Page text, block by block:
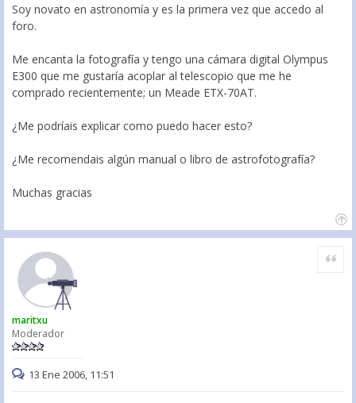
Soy novato en astronomía y es la primera vez que accedo al
foro.
Me encanta la fotografía y tengo una cámara digital Olympus
E300 que me gustaría acoplar al telescopio que me he
comprado recientemente; un Meade ETX-70AT.
¿Me podríais explicar como puedo hacer esto?
¿Me recomendais algún manual o libro de astrofotografía?
Muchas gracias
maritxu
Moderador
Citar
13 Ene 2006, 11:51